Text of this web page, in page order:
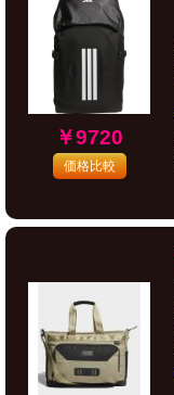
￥9720
価格比較